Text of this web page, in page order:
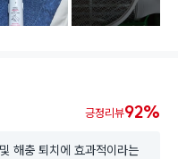
등록 개수
긍정리뷰92%
해충 퇴치에 효과적이라는